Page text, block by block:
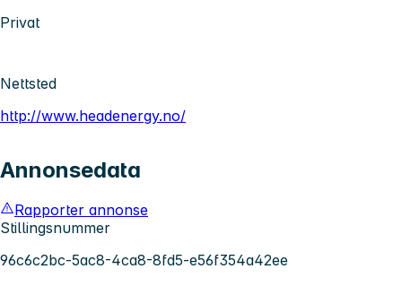
Privat
Nettsted
http://www.headenergy.no/
Annonsedata
Rapporter annonse
Stillingsnummer
96c6c2bc-5ac8-4ca8-8fd5-e56f354a42ee